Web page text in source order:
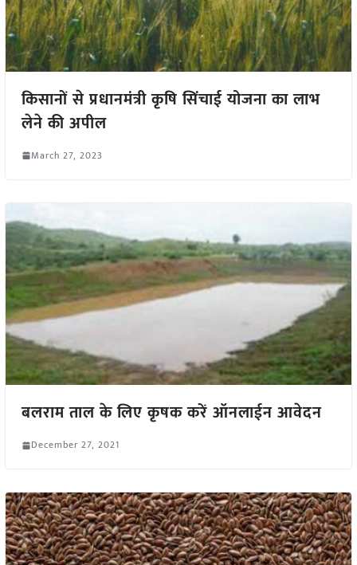
किसानों से प्रधानमंत्री कृषि सिंचाई योजना का लाभ
लेने की अपील
March 27, 2023
बलराम ताल के लिए कृषक करें ऑनलाईन आवेदन
December 27, 2021